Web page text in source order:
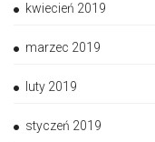
kwiecień 2019
marzec 2019
luty 2019
styczeń 2019